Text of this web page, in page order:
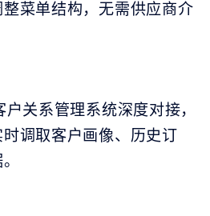
菜单结构，无需供应商介
关系管理系统深度对接，
调取客户画像、历史订